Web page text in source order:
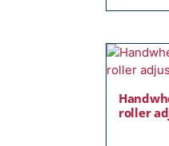
roller